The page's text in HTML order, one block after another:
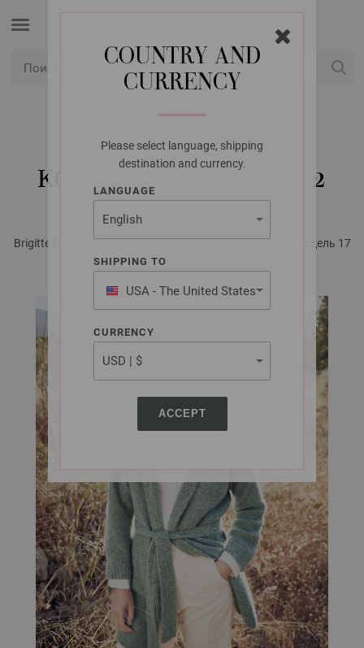
COUNTRY AND
CURRENCY
Please select language, shipping
destination and currency.
LANGUAGE
SHIPPING TO
USA - The United States
of America
CURRENCY
ACCEPT
LANA GROSSA
КОФТА BRIGITTE NO. 2
Brigitte Beilage 2019 - инструкции на русском языке | Модель 17